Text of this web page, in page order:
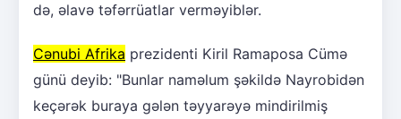
də, əlavə təfərrüatlar verməyiblər.
Cənubi Afrika prezidenti Kiril Ramaposa Cümə
günü deyib: "Bunlar naməlum şəkildə Nayrobidən
keçərək buraya gələn təyyarəyə mindirilmiş